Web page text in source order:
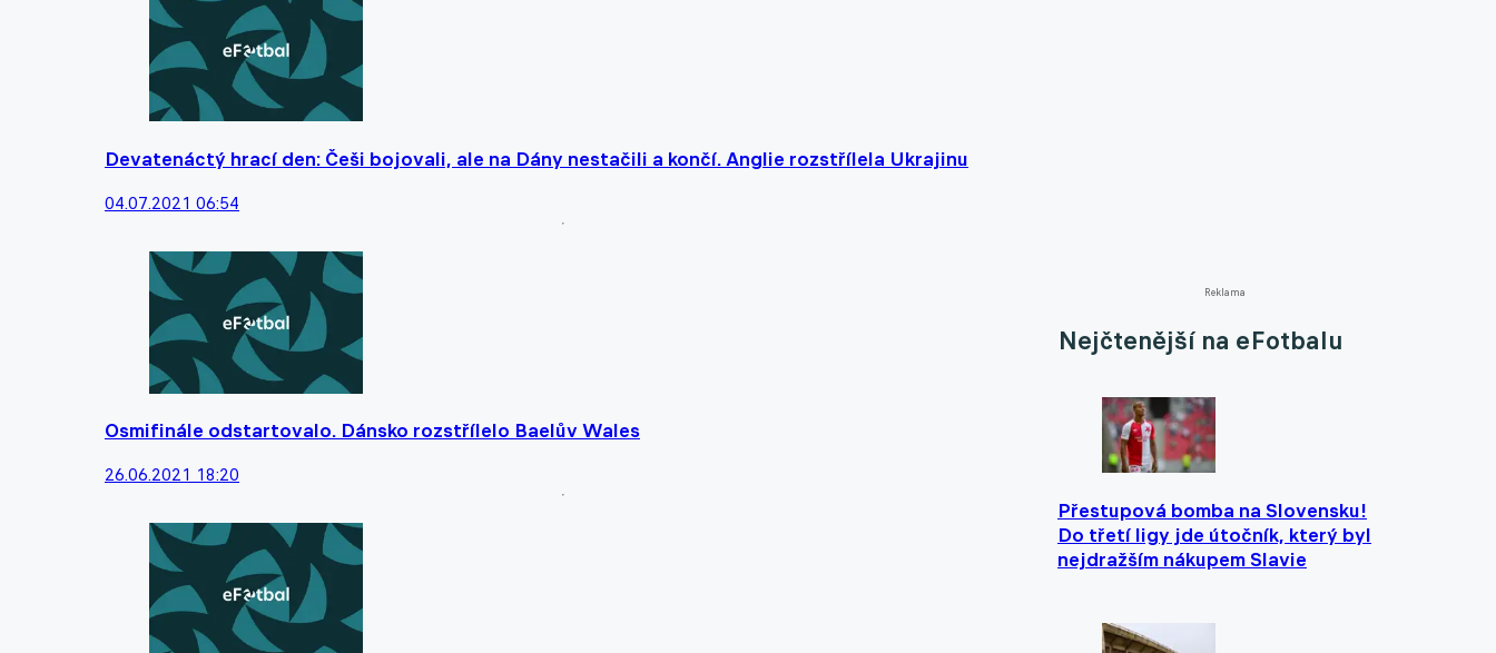
Devatenáctý hrací den: Češi bojovali, ale na Dány nestačili a končí. Anglie rozstřílela Ukrajinu
04.07.2021 06:54
Osmifinále odstartovalo. Dánsko rozstřílelo Baelův Wales
26.06.2021 18:20
Reklama
Nejčtenější na eFotbalu
Přestupová bomba na Slovensku!
Do třetí ligy jde útočník, který byl
nejdražším nákupem Slavie